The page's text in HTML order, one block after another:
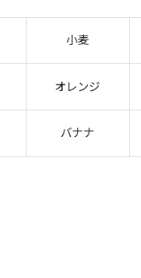
小麦
オレンジ
バナナ